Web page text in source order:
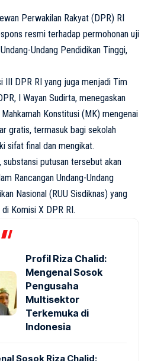
Perwakilan Rakyat (DPR) RI
resmi terhadap permohonan uji
Undang Pendidikan Tinggi,
III DPR RI yang juga menjadi Tim
I Wayan Sudirta, menegaskan
Mahkamah Konstitusi (MK) mengenai
gratis, termasuk bagi sekolah
sifat final dan mengikat.
substansi putusan tersebut akan
Rancangan Undang-Undang
Nasional (RUU Sisdiknas) yang
Komisi X DPR RI.
Profil Riza Chalid:
Mengenal Sosok
Pengusaha
Multisektor
Terkemuka di
Indonesia
Sosok Riza Chalid: